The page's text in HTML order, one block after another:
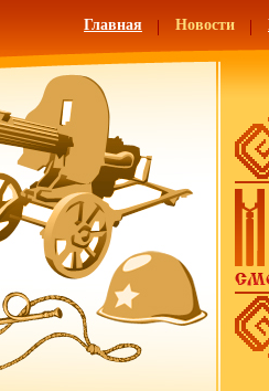
Главная Новости